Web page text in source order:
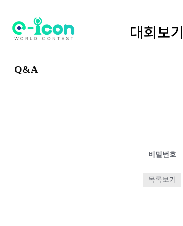
대회보기
Q&A
비밀번호
목록보기